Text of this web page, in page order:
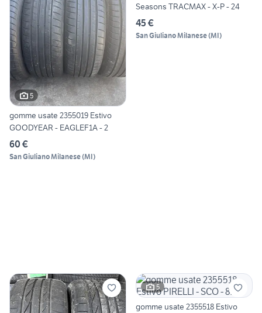
5
gomme usate 2355019 Estivo
GOODYEAR - EAGLEF1A - 2
60 €
San Giuliano Milanese(MI)
Seasons TRACMAX - X-P - 24
45 €
San Giuliano Milanese(MI)
5
gomme usate 2355518 Estivo